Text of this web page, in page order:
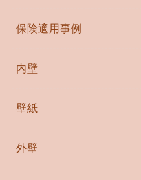
保険適用事例
内壁
壁紙
外壁